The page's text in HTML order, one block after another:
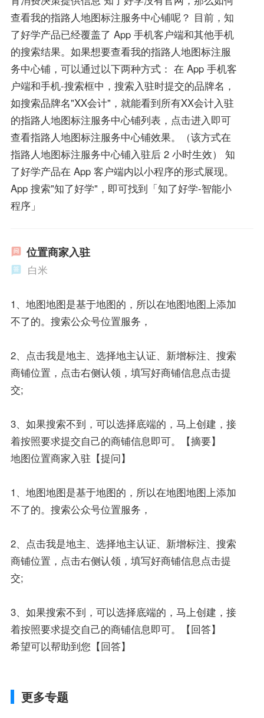
查看我的指路人地图标注服务中心铺呢？ 目前，知
了好学产品已经覆盖了 App 手机客户端和其他手机
的搜索结果。如果想要查看我的指路人地图标注服
务中心铺，可以通过以下两种方式： 在 App 手机客
户端和手机-搜索框中，搜索入驻时提交的品牌名，
如搜索品牌名"XX会计"，就能看到所有XX会计入驻
的指路人地图标注服务中心铺列表，点击进入即可
查看指路人地图标注服务中心铺效果。（该方式在
指路人地图标注服务中心铺入驻后 2 小时生效） 知
了好学产品在 App 客户端内以小程序的形式展现。
App 搜索"知了好学"，即可找到「知了好学-智能小
程序」
位置商家入驻
白米
1、地图地图是基于地图的，所以在地图地图上添加
不了的。搜索公众号位置服务，
2、点击我是地主、选择地主认证、新增标注、搜索
商铺位置，点击右侧认领，填写好商铺信息点击提
交;
3、如果搜索不到，可以选择底端的，马上创建，接
着按照要求提交自己的商铺信息即可。【摘要】
地图位置商家入驻【提问】
1、地图地图是基于地图的，所以在地图地图上添加
不了的。搜索公众号位置服务，
2、点击我是地主、选择地主认证、新增标注、搜索
商铺位置，点击右侧认领，填写好商铺信息点击提
交;
3、如果搜索不到，可以选择底端的，马上创建，接
着按照要求提交自己的商铺信息即可。【回答】
希望可以帮助到您【回答】
更多专题